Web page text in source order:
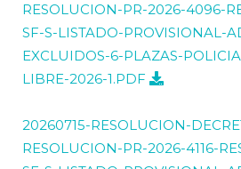
RESOLUCION-PR-2026-4096-
SF-S-LISTADO-PROVISIONAL-
EXCLUIDOS-6-PLAZAS-
LIBRE-2026-1.PDF
20260715-RESOLUCION-
RESOLUCION-PR-2026-4116-